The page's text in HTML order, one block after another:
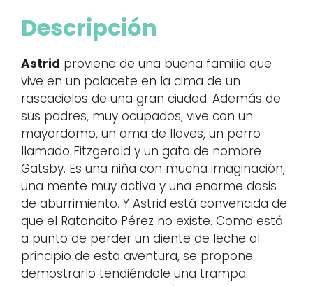
Descripción
Astrid proviene de una buena familia que
vive en un palacete en la cima de un
rascacielos de una gran ciudad. Además de
sus padres, muy ocupados, vive con un
mayordomo, un ama de llaves, un perro
llamado Fitzgerald y un gato de nombre
Gatsby. Es una niña con mucha imaginación,
una mente muy activa y una enorme dosis
de aburrimiento. Y Astrid está convencida de
que el Ratoncito Pérez no existe. Como está
a punto de perder un diente de leche al
principio de esta aventura, se propone
demostrarlo tendiéndole una trampa.